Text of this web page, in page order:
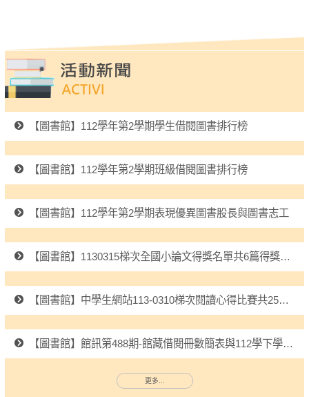
【圖書館】112學年第2學期學生借閱圖書排行榜
【圖書館】112學年第2學期班級借閱圖書排行榜
【圖書館】112學年第2學期表現優異圖書股長與圖書志工
【圖書館】1130315梯次全國小論文得獎名單共6篇得獎，感謝指導老師並恭喜得獎同學!
【圖書館】中學生網站113-0310梯次閱讀心得比賽共25篇得獎，感謝指導老師並恭喜得獎同學!
【圖書館】館訊第488期-館藏借閱冊數簡表與112學下學期閱讀活動
更多...